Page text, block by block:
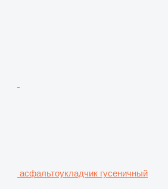
асфальтоукладчик гусеничный